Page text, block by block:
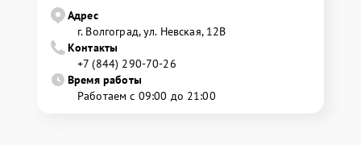
Адрес
г. Волгоград, ул. Невская, 12В
Контакты
+7 (844) 290-70-26
Время работы
Работаем с 09:00 до 21:00